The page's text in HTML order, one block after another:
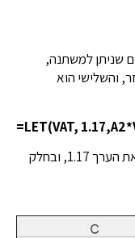
שניתן למשתנה,
והשלישי הוא
=LET(VAT,
כלומר – הצהרנו על המשתנה VAT, נתנו לו את הערך 1.17, ובחלק